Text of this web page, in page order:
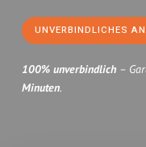
UNVERBINDLICHES
100% unverbindlich –
Minuten.